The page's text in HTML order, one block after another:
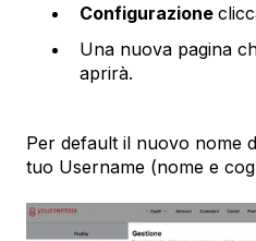
Configurazione
Una nuova pagina
aprirà.
Per default il nuovo nome
tuo Username (nome e